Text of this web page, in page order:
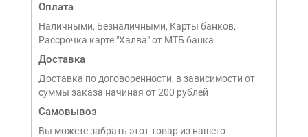
Оплата
Наличными, Безналичными, Карты банков,
Рассрочка карте "Халва" от МТБ банка
Доставка
Доставка по договоренности, в зависимости от
суммы заказа начиная от 200 рублей
Самовывоз
Вы можете забрать этот товар из нашего